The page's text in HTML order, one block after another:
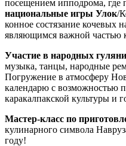
посещением ипподрома, где
национальные игры Улок/
конное состязание кочевых
являющимся важной частью
Участие в народных
музыка, танцы, народные
Погружение в атмосферу
календарю с возможностью
каракалпакской культуры и
Мастер-класс по
кулинарного символа
году!